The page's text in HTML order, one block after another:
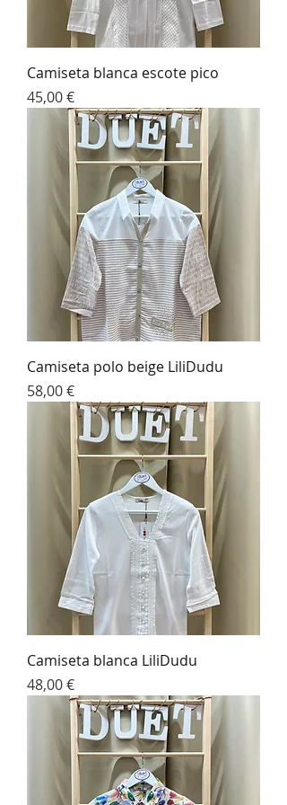
Camiseta blanca escote pico
Precio
45,00 €
Camiseta polo beige LiliDudu
Precio
58,00 €
Camiseta blanca LiliDudu
Precio
48,00 €